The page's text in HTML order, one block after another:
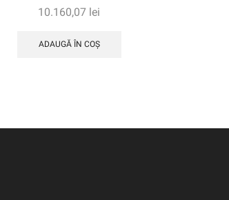
10.160,07 lei
ADAUGĂ ÎN COȘ